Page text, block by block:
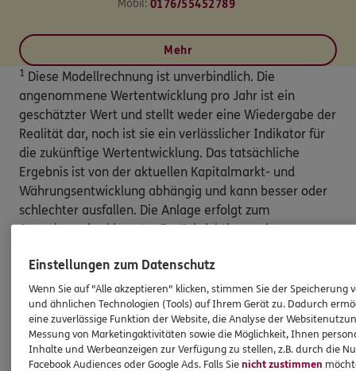
Mobil: 0176/55452789
Mehr
1 Diese Modellrechnung ist unverbindlich. Die
angenommene Wertentwicklung pro Jahr ist ein
geschätzter Wert und stellt weder eine Wiedergabe der
Realität dar, noch ist sie ein verlässlicher Indikator für
die zukünftige Wertentwicklung. Das tatsächliche
Ergebnis ist von der aktuellen Kapitalmarkt- und
Währungsentwicklung abhängig und kann besser oder
schlechter ausfallen. Die Anlage erfolgt zum
Ausgabepreis, d.h. unter Berücksichtigung des
anfallenden Kosten (wie z.B. Verwaltungsvergütung)
werden keine weiteren Kosten (wie z.B.
Depotgebühren) oder eventuelle steuerliche
Auswirkungen berücksichtigt, die das Anlageergebnis
schmälern
Einstellungen zum Datenschutz
Wenn Sie auf "Alle akzeptieren" klicken, stimmen Sie der Speicherung
und ähnlichen Technologien (Tools) auf Ihrem Gerät zu. Dadurch
eine zuverlässige Funktion der Website, die Analyse der
Messung von Marketingaktivitäten sowie die Möglichkeit, Ihnen
Inhalte und Werbeanzeigen zur Verfügung zu stellen, z.B. durch die
Facebook Audiences oder Google Ads. Falls Sienicht zustimmen